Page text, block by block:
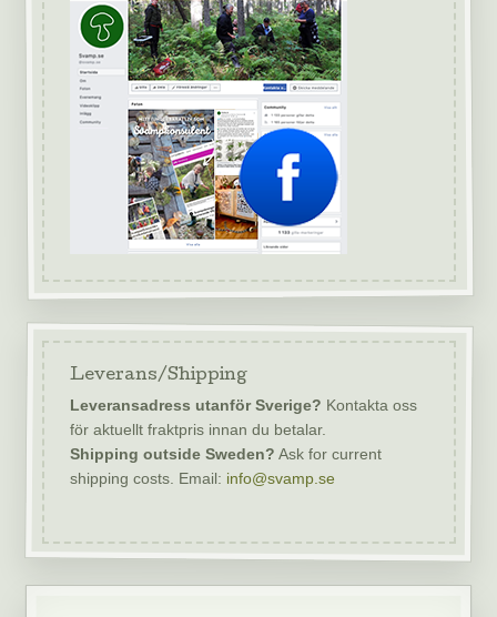
Leverans/Shipping
Leveransadress utanför Sverige? Kontakta oss
för aktuellt fraktpris innan du betalar.
Shipping outside Sweden? Ask for current
shipping costs. Email: info@svamp.se